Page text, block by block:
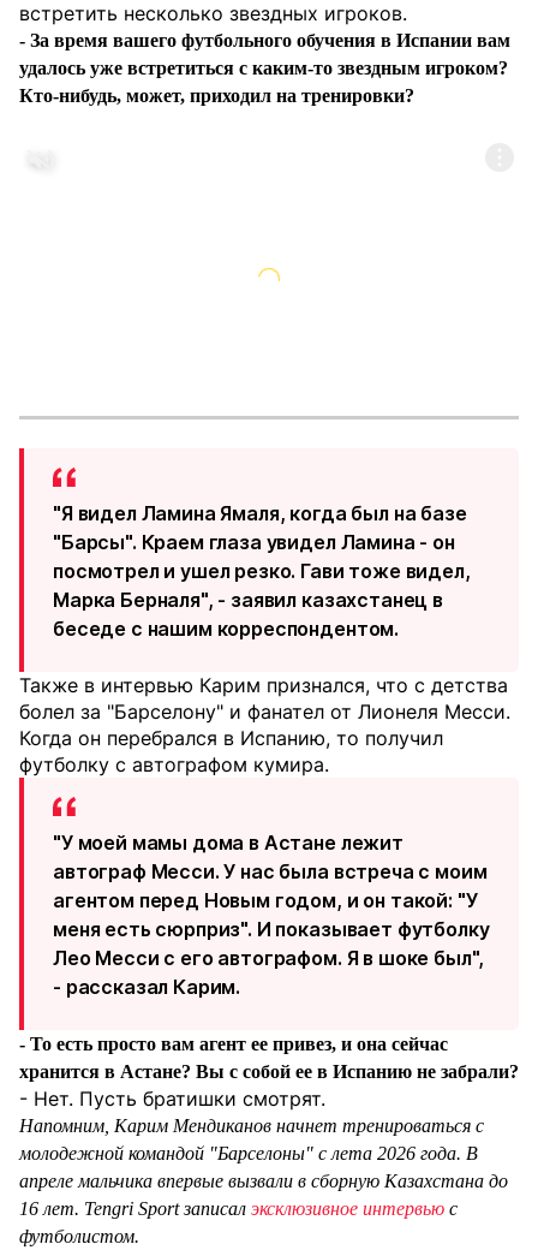
встретить несколько звездных игроков.
- За время вашего футбольного обучения в Испании вам
удалось уже встретиться с каким-то звездным игроком?
Кто-нибудь, может, приходил на тренировки?
"Я видел Ламина Ямаля, когда был на базе
"Барсы". Краем глаза увидел Ламина - он
посмотрел и ушел резко. Гави тоже видел,
Марка Берналя", - заявил казахстанец в
беседе с нашим корреспондентом.
Также в интервью Карим признался, что с детства
болел за "Барселону" и фанател от Лионеля Месси.
Когда он перебрался в Испанию, то получил
футболку с автографом кумира.
"У моей мамы дома в Астане лежит
автограф Месси. У нас была встреча с моим
агентом перед Новым годом, и он такой: "У
меня есть сюрприз". И показывает футболку
Лео Месси с его автографом. Я в шоке был",
- рассказал Карим.
- То есть просто вам агент ее привез, и она сейчас
хранится в Астане? Вы с собой ее в Испанию не забрали?
- Нет. Пусть братишки смотрят.
Напомним, Карим Мендиканов начнет тренироваться с
молодежной командой "Барселоны" с лета 2026 года. В
апреле мальчика впервые вызвали в сборную Казахстана до
16 лет. Tengri Sport записал эксклюзивное интервью с
футболистом.